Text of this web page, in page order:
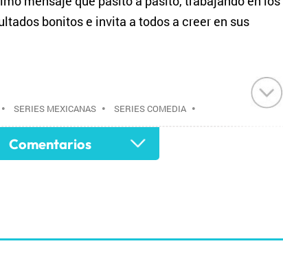
bonitos e invita a todos a creer en sus
SERIES MEXICANAS• SERIES COMEDIA•
SERIES•TELEVISIÓN IP•SERIES TELEVISIÓN
•PROGRAMACIÓN TELEVISIÓN
Comentarios